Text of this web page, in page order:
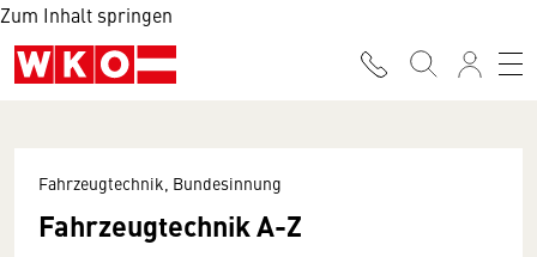
Zum Inhalt springen
Fahrzeugtechnik, Bundesinnung
Fahrzeugtechnik A-Z